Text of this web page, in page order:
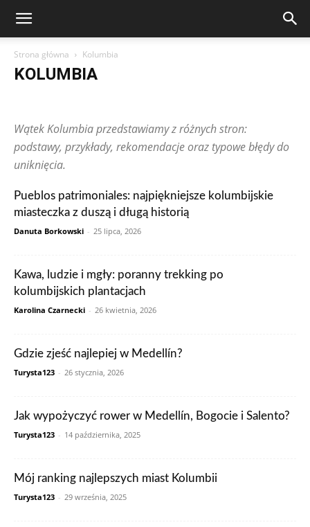
Strona główna Kolumbia
KOLUMBIA
Francja
Grecja Gwatemala Hiszpania Holandia
Indie
Indonezja Irlandia Japonia Kanada
Kolumbia
Korea Południowa
Makau
Niemcy
Norwegia
Szwajcaria
Szwecja Tajlandia Teksty czytelników
Tunezja
Turcja
Ukraina Węgry Wielka Brytania
Zjednoczone Emiraty Arabskie
Wątek Kolumbia przedstawiamy z różnych stron:
podstawy, przykłady, rekomendacje oraz typowe błędy do
uniknięcia.
Pueblos patrimoniales: najpiękniejsze kolumbijskie
miasteczka z duszą i długą historią
Danuta Borkowski - 25 lipca, 2026
Kawa, ludzie i mgły: poranny trekking po
kolumbijskich plantacjach
Karolina Czarnecki - 26 kwietnia, 2026
Gdzie zjeść najlepiej w Medellín?
Turysta123 - 26 stycznia, 2026
Jak wypożyczyć rower w Medellín, Bogocie i Salento?
Turysta123 - 14 października, 2025
Mój ranking najlepszych miast Kolumbii
Turysta123 - 29 września, 2025